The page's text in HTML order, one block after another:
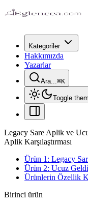
Kategoriler
Hakkımızda
Yazarlar
Ara...⌘K
Toggle
Legacy Sare Aplik ve
Aplik Karşılaştırması
Ürün 1: Legacy
Ürün 2: Ucuz
Ürünlerin Özellik
Birinci ürün